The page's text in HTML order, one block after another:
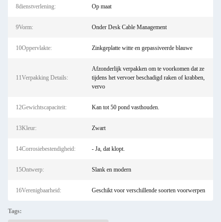
8dienstverlening: Op maat
9Vorm: Onder Desk Cable Management
10Oppervlakte: Zinkgeplatte witte en gepassiveerde blauwe
11Verpakking Details:
Afzonderlijk verpakken om te voorkomen dat ze
tijdens het vervoer beschadigd raken of krabben,
vervo
12Gewichtscapaciteit: Kan tot 50 pond vasthouden.
13Kleur: Zwart
14Corrosiebestendigheid: - Ja, dat klopt.
15Ontwerp: Slank en modern
16Verenigbaarheid: Geschikt voor verschillende soorten voorwerpen
Tags: